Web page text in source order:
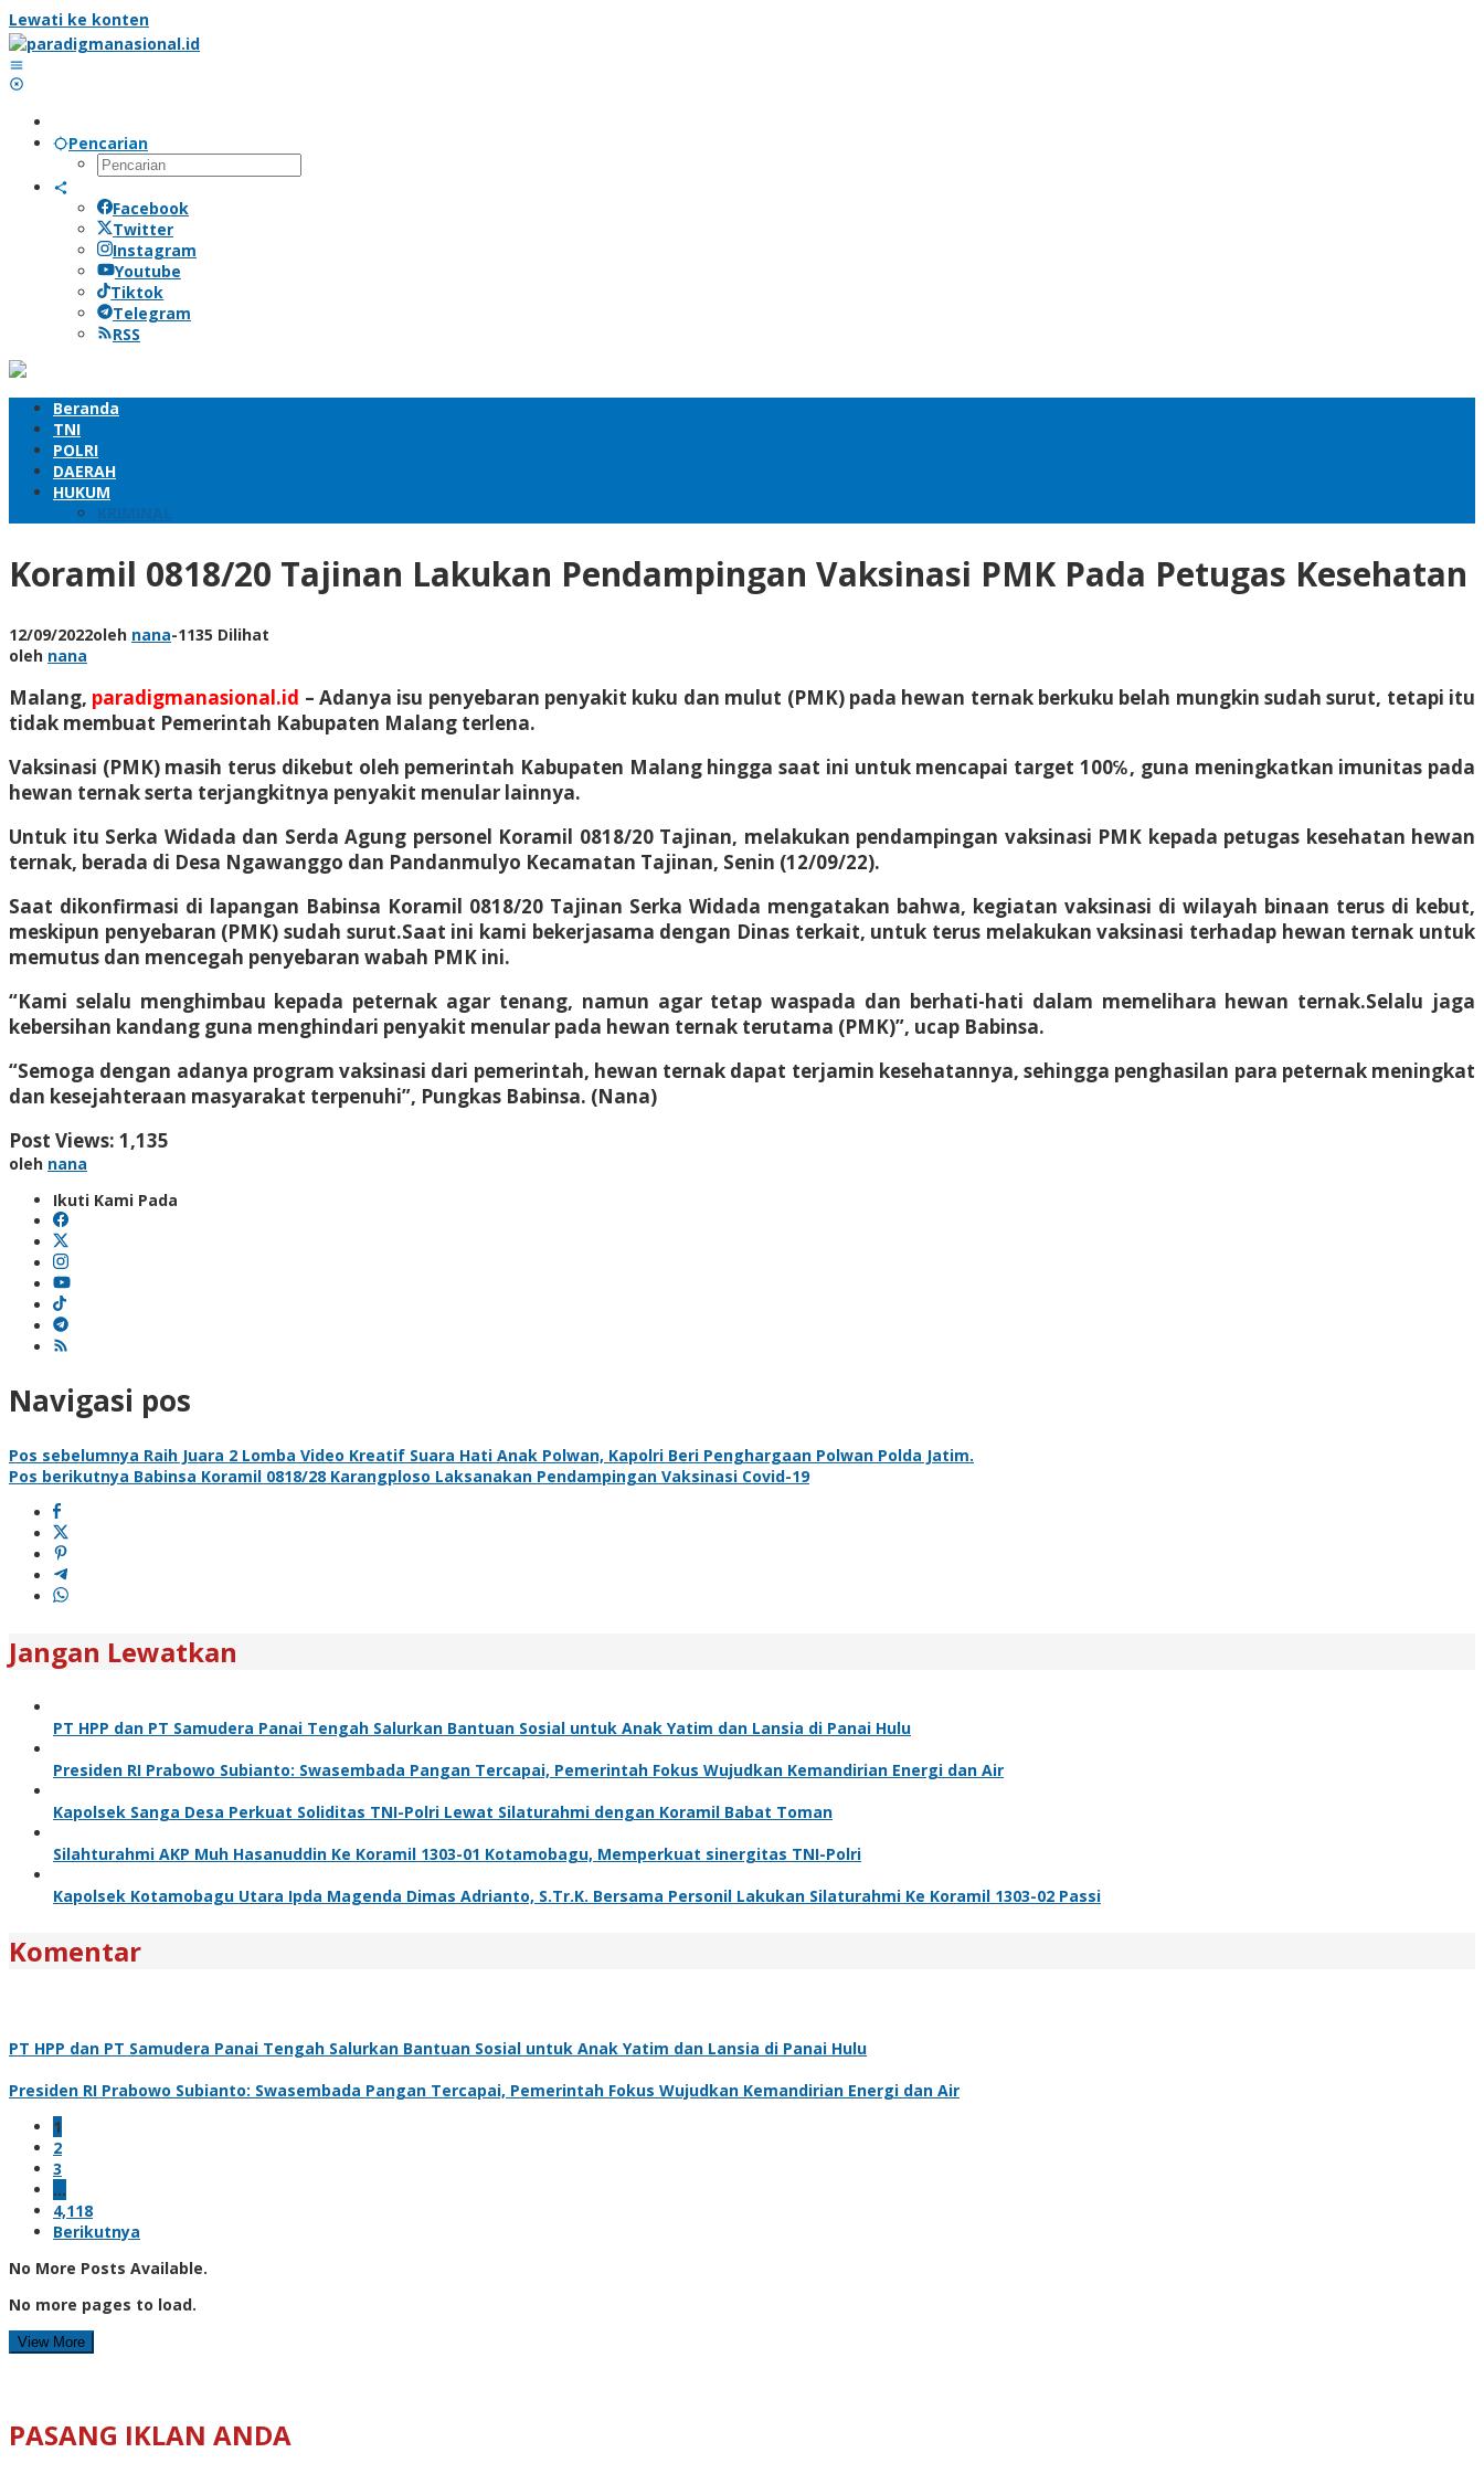
Lewati ke konten
Pencarian
Facebook
Twitter
Instagram
Youtube
Tiktok
Telegram
RSS
Beranda
TNI
POLRI
DAERAH
HUKUM
KRIMINAL
Koramil 0818/20 Tajinan Lakukan Pendampingan Vaksinasi PMK Pada Petugas Kesehatan
12/09/2022oleh nana-1135 Dilihat
oleh nana
Malang, paradigmanasional.id – Adanya isu penyebaran penyakit kuku dan mulut (PMK) pada hewan ternak berkuku belah mungkin sudah surut, tetapi itu
tidak membuat Pemerintah Kabupaten Malang terlena.
Vaksinasi (PMK) masih terus dikebut oleh pemerintah Kabupaten Malang hingga saat ini untuk mencapai target 100℅, guna meningkatkan imunitas pada
hewan ternak serta terjangkitnya penyakit menular lainnya.
Untuk itu Serka Widada dan Serda Agung personel Koramil 0818/20 Tajinan, melakukan pendampingan vaksinasi PMK kepada petugas kesehatan hewan
ternak, berada di Desa Ngawanggo dan Pandanmulyo Kecamatan Tajinan, Senin (12/09/22).
Saat dikonfirmasi di lapangan Babinsa Koramil 0818/20 Tajinan Serka Widada mengatakan bahwa, kegiatan vaksinasi di wilayah binaan terus di kebut,
meskipun penyebaran (PMK) sudah surut.Saat ini kami bekerjasama dengan Dinas terkait, untuk terus melakukan vaksinasi terhadap hewan ternak untuk
memutus dan mencegah penyebaran wabah PMK ini.
“Kami selalu menghimbau kepada peternak agar tenang, namun agar tetap waspada dan berhati-hati dalam memelihara hewan ternak.Selalu jaga
kebersihan kandang guna menghindari penyakit menular pada hewan ternak terutama (PMK)”, ucap Babinsa.
“Semoga dengan adanya program vaksinasi dari pemerintah, hewan ternak dapat terjamin kesehatannya, sehingga penghasilan para peternak meningkat
dan kesejahteraan masyarakat terpenuhi”, Pungkas Babinsa. (Nana)
Post Views: 1,135
oleh nana
Ikuti Kami Pada
Navigasi pos
Pos sebelumnya Raih Juara 2 Lomba Video Kreatif Suara Hati Anak Polwan, Kapolri Beri Penghargaan Polwan Polda Jatim.
Pos berikutnya Babinsa Koramil 0818/28 Karangploso Laksanakan Pendampingan Vaksinasi Covid-19
Jangan Lewatkan
PT HPP dan PT Samudera Panai Tengah Salurkan Bantuan Sosial untuk Anak Yatim dan Lansia di Panai Hulu
Presiden RI Prabowo Subianto: Swasembada Pangan Tercapai, Pemerintah Fokus Wujudkan Kemandirian Energi dan Air
Kapolsek Sanga Desa Perkuat Soliditas TNI-Polri Lewat Silaturahmi dengan Koramil Babat Toman
Silahturahmi AKP Muh Hasanuddin Ke Koramil 1303-01 Kotamobagu, Memperkuat sinergitas TNI-Polri
Kapolsek Kotamobagu Utara Ipda Magenda Dimas Adrianto, S.Tr.K. Bersama Personil Lakukan Silaturahmi Ke Koramil 1303-02 Passi
Komentar
PT HPP dan PT Samudera Panai Tengah Salurkan Bantuan Sosial untuk Anak Yatim dan Lansia di Panai Hulu
Presiden RI Prabowo Subianto: Swasembada Pangan Tercapai, Pemerintah Fokus Wujudkan Kemandirian Energi dan Air
1
2
3
…
4,118
Berikutnya
No More Posts Available.
No more pages to load.
View More
PASANG IKLAN ANDA